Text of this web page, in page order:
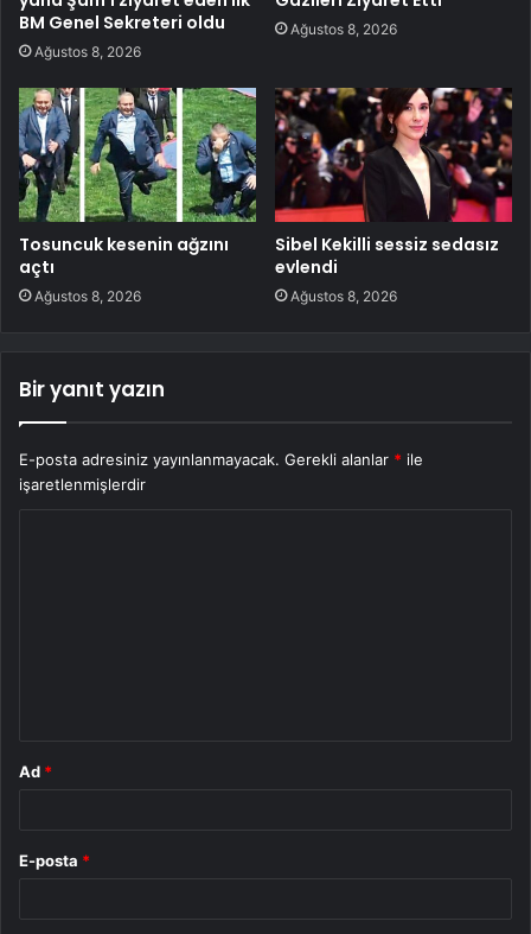
BM Genel Sekreteri oldu
Ağustos 8, 2026
Ağustos 8, 2026
Tosuncuk kesenin ağzını
açtı
Ağustos 8, 2026
Sibel Kekilli sessiz sedasız
evlendi
Ağustos 8, 2026
Bir yanıt yazın
E-posta adresiniz yayınlanmayacak. Gerekli alanlar * ile
işaretlenmişlerdir
Ad *
E-posta *